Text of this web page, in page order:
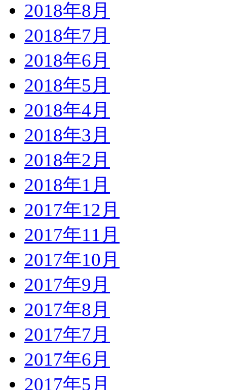
2018年8月
2018年7月
2018年6月
2018年5月
2018年4月
2018年3月
2018年2月
2018年1月
2017年12月
2017年11月
2017年10月
2017年9月
2017年8月
2017年7月
2017年6月
2017年5月